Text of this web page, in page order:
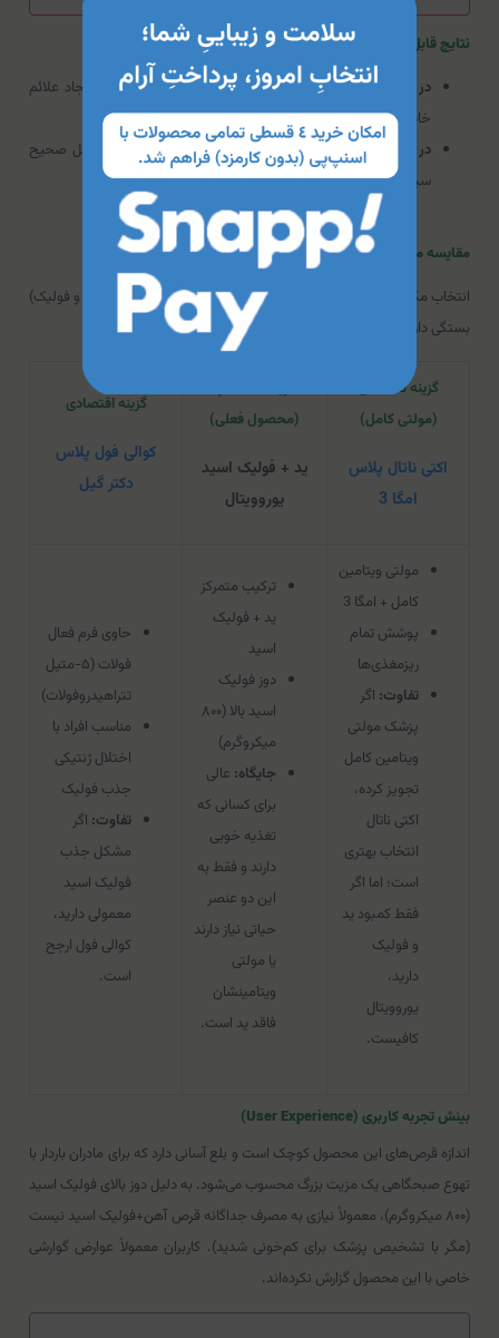
نتایج قابل انتظار
در کوتاه مدت:رفع کمبودهای تغذیه‌ای احتمالی مادر بدون ایجاد علائم
خاص (اثرات عمدتاً پیشگیرانه و داخلی هستند).
در بلند مدت (پایان بارداری): تولد نوزاد با وزن طبیعی، تکامل صحیح
سیستم عصبی و عملکرد نرمال تیروئید نوزاد.
مقایسه مکمل ید و فولیک اسید با گزینه‌های دیگر
انتخاب مکمل بارداری به نیاز خاص شما (مولتی ویتامین کامل یا فقط ید و فولیک)
بستگی دارد:
گزینه تخصصی
(مولتی کامل)
اکتی ناتال پلاس
امگا 3
گزینه استاندارد
(محصول فعلی)
ید + فولیک اسید
یوروویتال
گزینه اقتصادی
کوالی فول پلاس
دکتر گیل
مولتی ویتامین
کامل + امگا 3
پوشش تمام
ریزمغذی‌ها
تفاوت: اگر
پزشک مولتی
ویتامین کامل
تجویز کرده،
اکتی ناتال
انتخاب بهتری
است؛ اما اگر
فقط کمبود ید
و فولیک
دارید،
یوروویتال
کافیست.
ترکیب متمرکز
ید + فولیک
اسید
دوز فولیک
اسید بالا (۸۰۰
میکروگرم)
جایگاه: عالی
برای کسانی که
تغذیه خوبی
دارند و فقط به
این دو عنصر
حیاتی نیاز دارند
یا مولتی
ویتامینشان
فاقد ید است.
حاوی فرم فعال
فولات (۵-متیل
تتراهیدروفولات)
مناسب افراد با
اختلال ژنتیکی
جذب فولیک
تفاوت: اگر
مشکل جذب
فولیک اسید
معمولی دارید،
کوالی فول ارجح
است.
بینش تجربه کاربری (User Experience)
اندازه قرص‌های این محصول کوچک است و بلع آسانی دارد که برای مادران باردار با
تهوع صبحگاهی یک مزیت بزرگ محسوب می‌شود. به دلیل دوز بالای فولیک اسید
(۸۰۰ میکروگرم)، معمولاً نیازی به مصرف جداگانه قرص آهن+فولیک اسید نیست
(مگر با تشخیص پزشک برای کم‌خونی شدید). کاربران معمولاً عوارض گوارشی
خاصی با این محصول گزارش نکرده‌اند.